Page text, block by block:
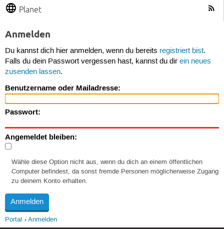
Planet
Anmelden
Du kannst dich hier anmelden, wenn du bereits registriert bist.
Falls du dein Passwort vergessen hast, kannst du dir ein neues
zusenden lassen.
Benutzername oder Mailadresse:
Passwort:
Angemeldet bleiben:
Wähle diese Option nicht aus, wenn du dich an einem öffentlichen
Computer befindest, da sonst fremde Personen möglicherweise Zugang
zu deinem Konto erhalten.
Portal Anmelden